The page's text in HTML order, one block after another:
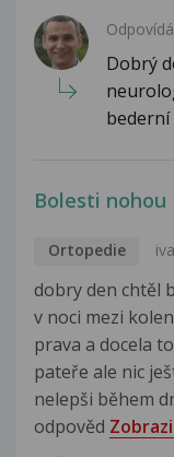
Dobrý
bederní
Bolesti nohou
Ortopedie
dobry den chtěl
v noci mezi
prava a docela
pateře ale nic
nelepši během
odpověd